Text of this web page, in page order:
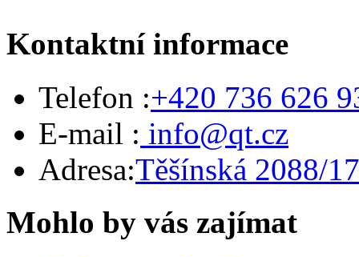
Kontaktní informace
Telefon :+420 736 626
E-mail : info@qt.cz
Adresa:Těšínská 2088/
Mohlo by vás zajímat